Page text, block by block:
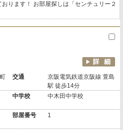
ります！ お部屋探しは「センチュリー２
交通
京阪電気鉄道京阪線 萱島
駅 徒歩14分
中学校 中木田中学校
部屋番号 1